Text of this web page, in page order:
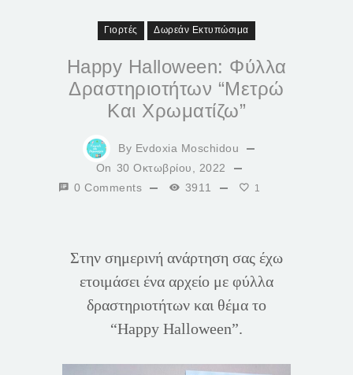
Γιορτές Δωρεάν Εκτυπώσιμα
Happy Halloween: Φύλλα
Δραστηριοτήτων “Μετρώ
Και Χρωματίζω”
By Evdoxia Moschidou
On 30 Οκτωβρίου, 2022
0 Comments
3911 1
Στην σημερινή ανάρτηση σας έχω
ετοιμάσει ένα αρχείο με φύλλα
δραστηριοτήτων και θέμα το
“Happy Halloween”.